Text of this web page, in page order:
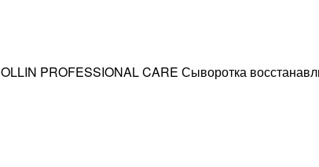
OLLIN PROFESSIONAL CARE Сыворотка